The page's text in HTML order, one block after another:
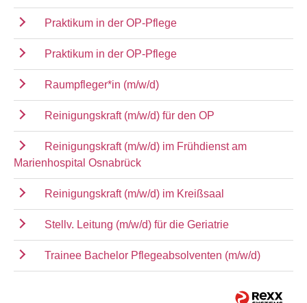
Praktikum in der OP-Pflege
Praktikum in der OP-Pflege
Raumpfleger*in (m/w/d)
Reinigungskraft (m/w/d) für den OP
Reinigungskraft (m/w/d) im Frühdienst am
Marienhospital Osnabrück
Reinigungskraft (m/w/d) im Kreißsaal
Stellv. Leitung (m/w/d) für die Geriatrie
Trainee Bachelor Pflegeabsolventen (m/w/d)